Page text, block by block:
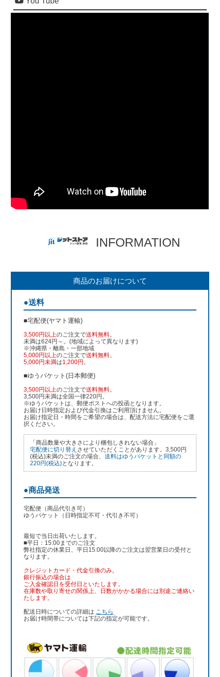
INFORMATION
商品のお届けについて
●送料
■宅配便(ヤマト運輸)
3,500円以上のご注文で送料無料。
未満は624円～。(地域によって異なります)
※沖縄県・離島・一部地域
5,000円以上のご注文で送料無料。
5,000円未満は1,200円 。
■ゆうパケット(日本郵便)
3,500円以上のご注文で送料無料。
3,500円未満は全国一律220円。
※ゆうパケットは、郵便ポストへの投函となります。
お届け日時指定および代金引換はご利用頂けません。
お届け指定日・時間をご希望の場合は、配送方法に宅配便をご選
択ください。
「商品数量や大きさにより梱包しきれない場合」
宅配便に切り替え させていただくことがあります。3,500円
(税込)未満のご注文の場合、送料はゆうパケットと同額の
220円(税込)となります。
●商品発送
宅配便（商品代引き可）
ゆうパケット（日時指定不可・代引き不可）
最短で当日出荷いたします。
■平日：15:00までのご注文
弊社指定の休業日、平日15:00以降のご注文は翌営業日の受付と
なります。
クレジットカード・代金引換のみ。
銀行振込の場合は
ご入金確認日を受付日といたします。
在庫数や取り寄せの関係上、日数がかかる場合には別途ご連絡い
たします。
配送日時についての詳細は こちら
お届け時間帯については下記の指定が可能です。